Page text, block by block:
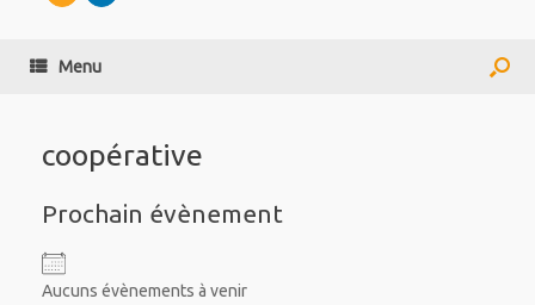
Menu
coopérative
Prochain évènement
Aucuns évènements à venir